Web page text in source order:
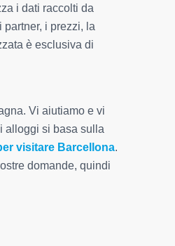
i dati raccolti da
i prezzi, la
è esclusiva di
Vi aiutiamo e vi
alloggi si basa sulla
visitare Barcellona.
domande, quindi